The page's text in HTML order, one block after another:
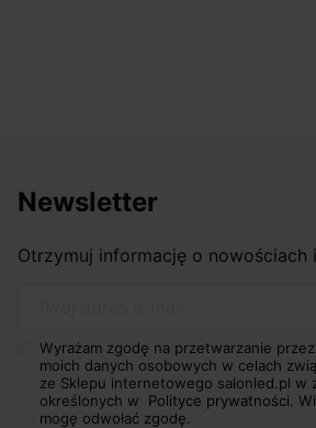
Newsletter
Otrzymuj informację o nowościach
Wyrażam zgodę na przetwarzanie przez
moich danych osobowych w celach
ze Sklepu internetowego salonled.pl w
określonych w Polityce prywatności.
mogę odwołać zgodę.